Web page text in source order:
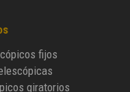
fijos
giratorios